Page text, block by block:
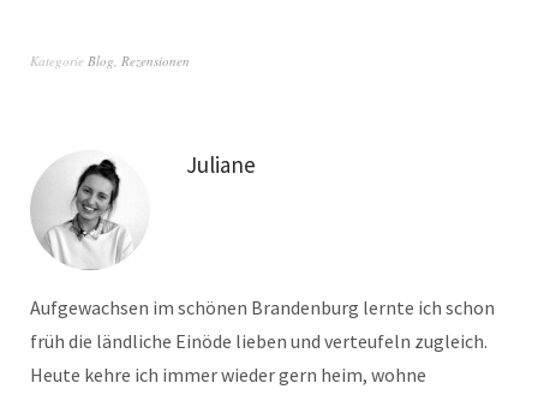
Kategorie Blog, Rezensionen
Juliane
Aufgewachsen im schönen Brandenburg lernte ich schon
früh die ländliche Einöde lieben und verteufeln zugleich.
Heute kehre ich immer wieder gern heim, wohne